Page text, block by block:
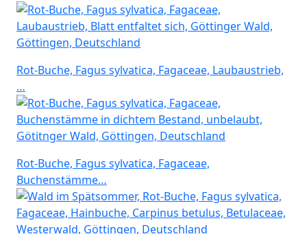
Rot-Buche, Fagus sylvatica, Fagaceae, Laubaustrieb,
…
Rot-Buche, Fagus sylvatica, Fagaceae,
Buchenstämme…